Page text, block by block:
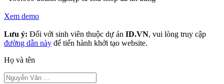
Xem demo
Lưu ý: Đối với sinh viên thuộc dự án ID.VN, vui lòng truy cập
đường dẫn này để tiến hành khởi tạo website.
Họ và tên